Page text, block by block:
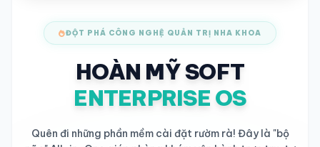
ĐỘT PHÁ CÔNG NGHỆ QUẢN TRỊ NHA KHOA
HOÀN MỸ SOFT
ENTERPRISE OS
Quên đi những phần mềm cài đặt rườm rà! Đây là "bộ